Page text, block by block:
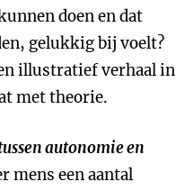
doen en dat
gelukkig bij voelt?
illustratief verhaal in
met theorie.
autonomie en
mens een aantal